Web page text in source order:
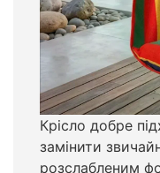
Крісло добре
замінити
розслабленим